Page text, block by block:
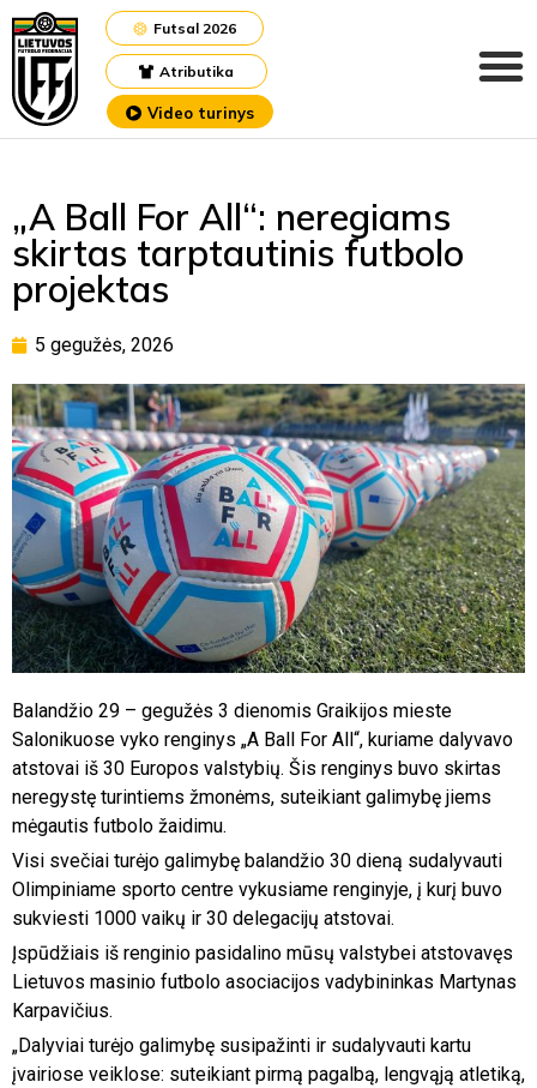
Atributika
Futsal 2026
Video turinys
„A Ball For All“: neregiams
skirtas tarptautinis futbolo
projektas
5 gegužės, 2026
Balandžio 29 – gegužės 3 dienomis Graikijos mieste
Salonikuose vyko renginys „A Ball For All“, kuriame dalyvavo
atstovai iš 30 Europos valstybių. Šis renginys buvo skirtas
neregystę turintiems žmonėms, suteikiant galimybę jiems
mėgautis futbolo žaidimu.
Visi svečiai turėjo galimybę balandžio 30 dieną sudalyvauti
Olimpiniame sporto centre vykusiame renginyje, į kurį buvo
sukviesti 1000 vaikų ir 30 delegacijų atstovai.
Įspūdžiais iš renginio pasidalino mūsų valstybei atstovavęs
Lietuvos masinio futbolo asociacijos vadybininkas Martynas
Karpavičius.
„Dalyviai turėjo galimybę susipažinti ir sudalyvauti kartu
įvairiose veiklose: suteikiant pirmą pagalbą, lengvąją atletiką,